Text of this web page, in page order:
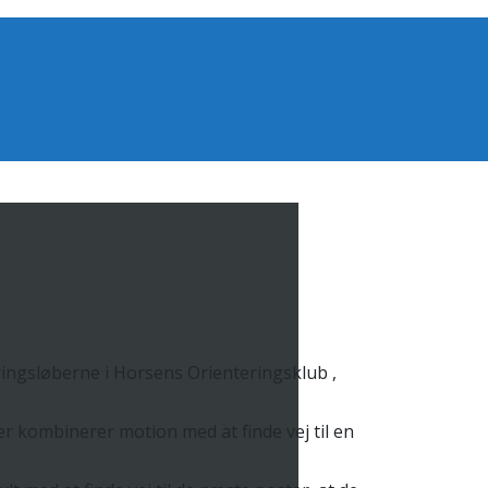
i Horsens Orienteringsklub ,
kombinerer motion med at finde vej til en